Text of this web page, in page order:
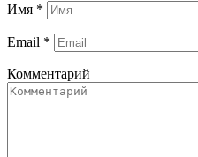
Имя *
Email *
Комментарий